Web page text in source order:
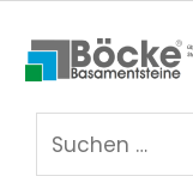
Inhalt
springen
Basamentsteine
Böcke
GmbH